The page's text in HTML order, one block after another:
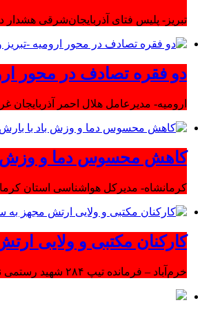
تبریز- پلیس فتای آذربایجان‌شرقی هشدار
دو فقره تصادف در محور ارومیه -تبریز
ارومیه- مدیرعامل هلال احمر آذربایجان غربی
کاهش محسوس دما و وزش
کرمانشاه- مدیرکل هواشناسی استان
کارکنان مکتبی و ولایی
خرم‌آباد – فرمانده تیپ ۲۸۴ شهید رستمی نزاجا، تأکید کرد: کارکنان مکتبی و ولایی ارتش مجهز به سلاح ایمان و معنویت هستند.